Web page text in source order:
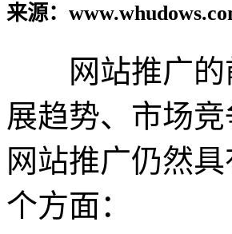
来源：
网站推广的
展趋势、市场
网站推广仍然
个方面：